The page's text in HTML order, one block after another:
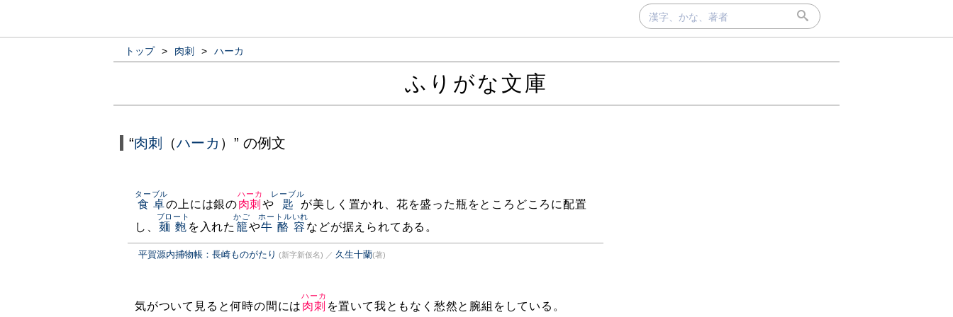
トップ > 肉刺 > ハーカ
ふりがな文庫
“肉刺 （ハーカ ）” の例文
食卓
ターブル
の上には銀の肉刺
ハーカ
や 匙
レーブル
が美しく置かれ、花を盛った瓶をところどころに配置
し、 麺麭
ブロート
を入れた 籠
かご
や牛酪容
ホートルいれ
などが据えられてある。
平賀源内捕物帳：長崎ものがたり (新字新仮名) ／ 久生十蘭(著)
気がついて見ると何時の間には 肉刺
ハーカ
を置いて我ともなく愁然と腕組をしている。